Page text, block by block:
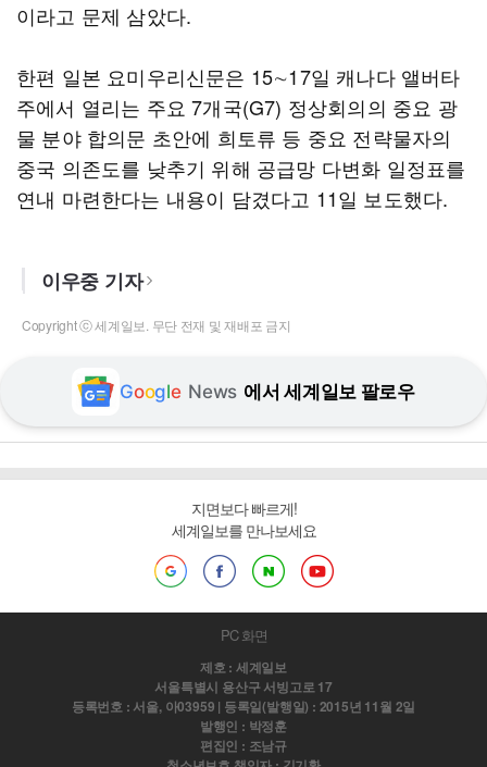
이라고 문제 삼았다.
한편 일본 요미우리신문은 15∼17일 캐나다 앨버타
주에서 열리는 주요 7개국(G7) 정상회의의 중요 광
물 분야 합의문 초안에 희토류 등 중요 전략물자의
중국 의존도를 낮추기 위해 공급망 다변화 일정표를
연내 마련한다는 내용이 담겼다고 11일 보도했다.
이우중 기자
Copyright ⓒ 세계일보. 무단 전재 및 재배포 금지
Google News 에서 세계일보 팔로우
지면보다 빠르게!
세계일보를 만나보세요
PC 화면
제호 : 세계일보
서울특별시 용산구 서빙고로 17
등록번호 : 서울, 아03959 | 등록일(발행일) : 2015년 11월 2일
발행인 : 박정훈
편집인 : 조남규